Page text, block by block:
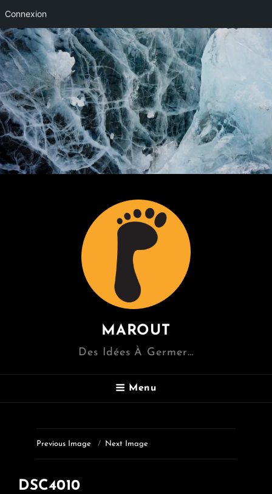
Connexion
MAROUT
Des Idées À Germer…
Menu
Previous Image Next Image
DSC4010